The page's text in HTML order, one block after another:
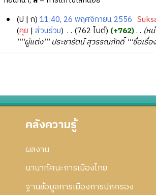
จิ
ก
ป ก 11:40, 26 พฤศจิกายน 2556
คุย ส่วนร่วม ‎ 762 ไบต์ +762 ‎
ห
''''ผู้แต่ง''' ประชารัตน์ สุวรรณภักดิ์ '''ชื่อเรื่อ
คลังความรู้
ผลงาน
นานาทัศนะการเมืองไทย
ฐานข้อมูลการเมืองการปกครอง